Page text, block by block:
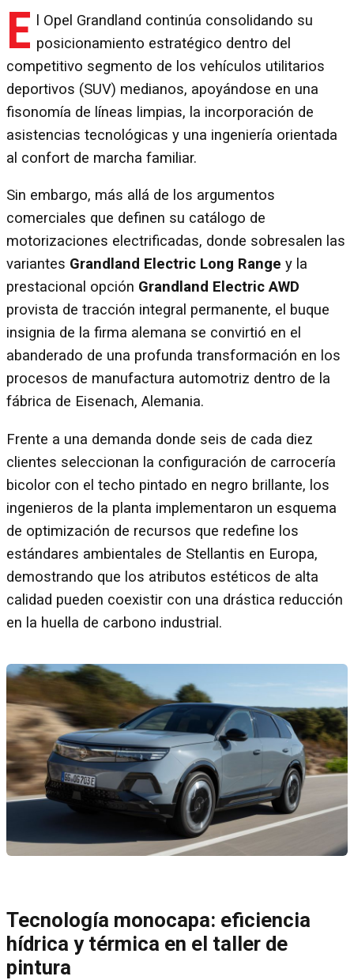
E
l Opel Grandland continúa consolidando su
posicionamiento estratégico dentro del
competitivo segmento de los vehículos utilitarios
deportivos (SUV) medianos, apoyándose en una
fisonomía de líneas limpias, la incorporación de
asistencias tecnológicas y una ingeniería orientada
al confort de marcha familiar.
Sin embargo, más allá de los argumentos
comerciales que definen su catálogo de
motorizaciones electrificadas, donde sobresalen las
variantes Grandland Electric Long Range y la
prestacional opción Grandland Electric AWD
provista de tracción integral permanente, el buque
insignia de la firma alemana se convirtió en el
abanderado de una profunda transformación en los
procesos de manufactura automotriz dentro de la
fábrica de Eisenach, Alemania.
Frente a una demanda donde seis de cada diez
clientes seleccionan la configuración de carrocería
bicolor con el techo pintado en negro brillante, los
ingenieros de la planta implementaron un esquema
de optimización de recursos que redefine los
estándares ambientales de Stellantis en Europa,
demostrando que los atributos estéticos de alta
calidad pueden coexistir con una drástica reducción
en la huella de carbono industrial.
Tecnología monocapa: eficiencia
hídrica y térmica en el taller de
pintura